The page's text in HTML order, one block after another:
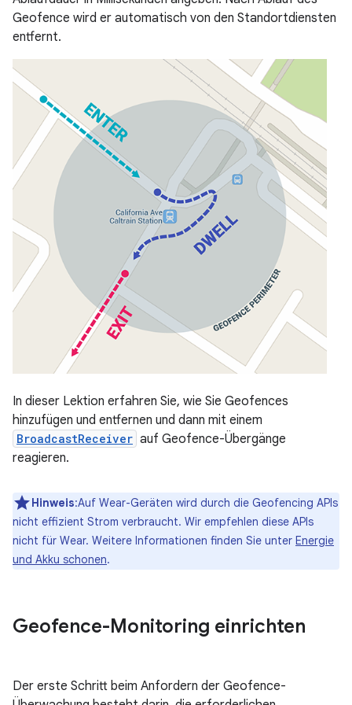
Geofence wird er automatisch von den Standortdiensten
entfernt.
In dieser Lektion erfahren Sie, wie Sie Geofences
hinzufügen und entfernen und dann mit einem
BroadcastReceiver auf Geofence-Übergänge
reagieren.
Hinweis:Auf Wear-Geräten wird durch die Geofencing APIs
nicht effizient Strom verbraucht. Wir empfehlen diese APIs
nicht für Wear. Weitere Informationen finden Sie unter Energie
und Akku schonen.
Geofence-Monitoring einrichten
Der erste Schritt beim Anfordern der Geofence-